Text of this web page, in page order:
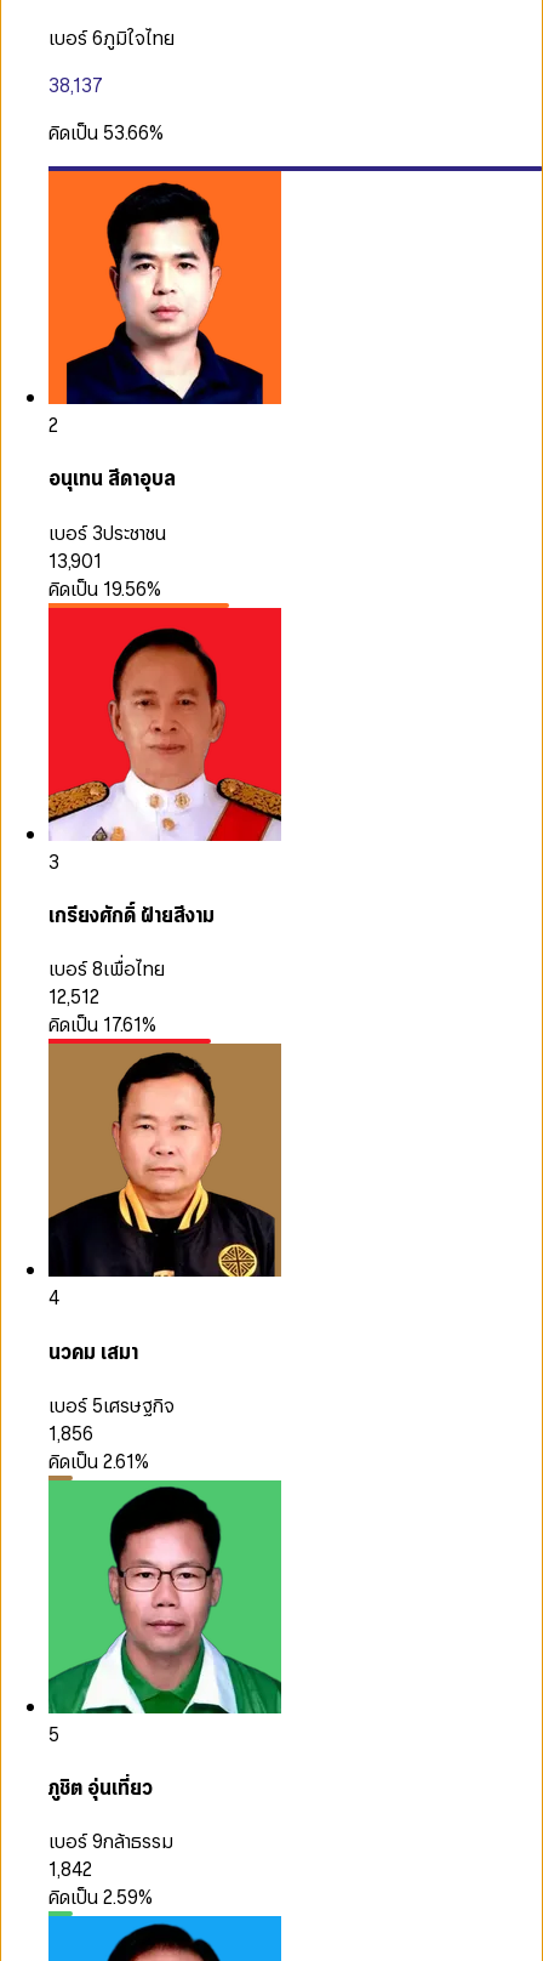
เบอร์ 6ภูมิใจไทย
38,137
คิดเป็น 53.66%
2
อนุเทน สีดาอุบล
เบอร์ 3ประชาชน
13,901
คิดเป็น 19.56%
3
เกรียงศักดิ์ ฝ้ายสีงาม
เบอร์ 8เพื่อไทย
12,512
คิดเป็น 17.61%
4
นวคม เสมา
เบอร์ 5เศรษฐกิจ
1,856
คิดเป็น2.61%
5
ภูชิต อุ่นเที่ยว
เบอร์ 9กล้าธรรม
1,842
คิดเป็น2.59%